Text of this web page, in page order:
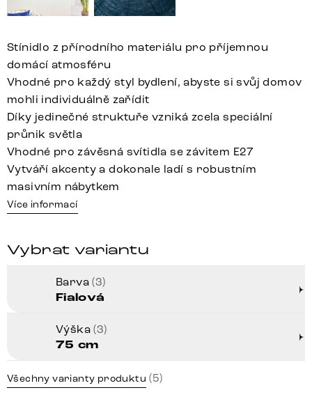
Stínidlo z přírodního materiálu pro příjemnou
domácí atmosféru
Vhodné pro každý styl bydlení, abyste si svůj domov
mohli individuálně zařídit
Díky jedinečné struktuře vzniká zcela speciální
průnik světla
Vhodné pro závěsná svítidla se závitem E27
Vytváří akcenty a dokonale ladí s robustním
masivním nábytkem
Více informací
Vybrat variantu
Barva(3)
Fialová
Výška(3)
75 cm
Všechny varianty produktu (5)